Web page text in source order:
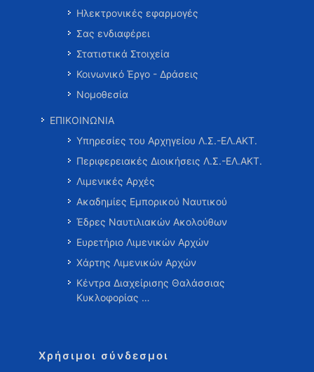
Ηλεκτρονικές εφαρμογές
Σας ενδιαφέρει
Στατιστικά Στοιχεία
Κοινωνικό Έργο - Δράσεις
Νομοθεσία
ΕΠΙΚΟΙΝΩΝΙΑ
Υπηρεσίες του Αρχηγείου Λ.Σ.-ΕΛ.ΑΚΤ.
Περιφερειακές Διοικήσεις Λ.Σ.-ΕΛ.ΑΚΤ.
Λιμενικές Αρχές
Ακαδημίες Εμπορικού Ναυτικού
Έδρες Ναυτιλιακών Ακολούθων
Ευρετήριο Λιμενικών Αρχών
Χάρτης Λιμενικών Αρχών
Κέντρα Διαχείρισης Θαλάσσιας
Κυκλοφορίας …
Χρήσιμοι σύνδεσμοι